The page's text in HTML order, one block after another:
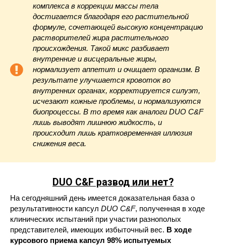
комплекса в коррекции массы тела
достигается благодаря его растительной
формуле, сочетающей высокую концентрацию
растворителей жира растительного
происхождения. Такой микс разбивает
внутренние и висцеральные жиры,
нормализует аппетит и очищает организм. В
результате улучшается кровоток во
внутренних органах, корректируется силуэт,
исчезают кожные проблемы, и нормализуются
биопроцессы. В то время как аналоги DUO C&F
лишь выводят лишнюю жидкость, и
происходит лишь кратковременная иллюзия
снижения веса.
DUO C&F развод или нет?
На сегодняшний день имеется доказательная база о
результативности капсул DUO C&F, полученная в ходе
клинических испытаний при участии разнополых
представителей, имеющих избыточный вес. В ходе
курсового приема капсул 98% испытуемых